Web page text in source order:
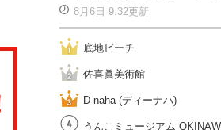
8月6日 9:32更新
底地ビーチ
佐喜眞美術館
D-naha (ディーナハ)
うんこミュージアム